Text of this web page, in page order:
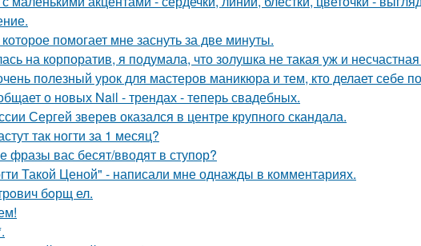
помогает мне заснуть за две минуты.
на корпоратив, я подумала, что золушка не такая уж и
полезный урок для мастеров маникюра и тем, кто делает себе
о новых Nail - трендах - теперь свадебных.
Сергей зверев оказался в центре крупного скандала.
так ногти за 1 месяц?
фразы вас бесят/вводят в ступор?
Такой Ценой" - написали мне однажды в комментариях.
бoрщ ел.